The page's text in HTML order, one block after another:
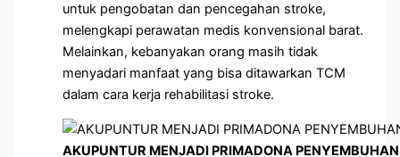
untuk pengobatan dan pencegahan stroke,
melengkapi perawatan medis konvensional barat.
Melainkan, kebanyakan orang masih tidak
menyadari manfaat yang bisa ditawarkan TCM
dalam cara kerja rehabilitasi stroke.
AKUPUNTUR MENJADI PRIMADONA